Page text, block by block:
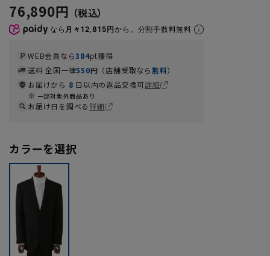
76,890円
なら 月々12,815円から。分割手数料無料
WEB会員なら384pt獲得
送料 全国一律550円（店舗受取なら無料）
お届けから 8 日以内の返品交換可詳細
一部対象外商品あり
お届け日を調べる詳細
カラーを選択